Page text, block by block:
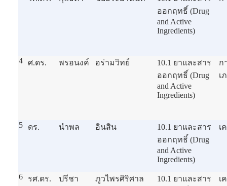
ออกฤทธิ์ (Drug
and Active
Ingredients)
4 ศ.ดร. พรอนงค์ อร่ามวิทย์
10.1 ยาและสาร
ออกฤทธิ์ (Drug
and Active
Ingredients)
ก
เ
5 ดร. นำพล อินสิน
10.1 ยาและสาร
ออกฤทธิ์ (Drug
and Active
Ingredients)
เ
6 รศ.ดร. ปรีชา ภูวไพรศิริศาล
10.1 ยาและสาร
เ